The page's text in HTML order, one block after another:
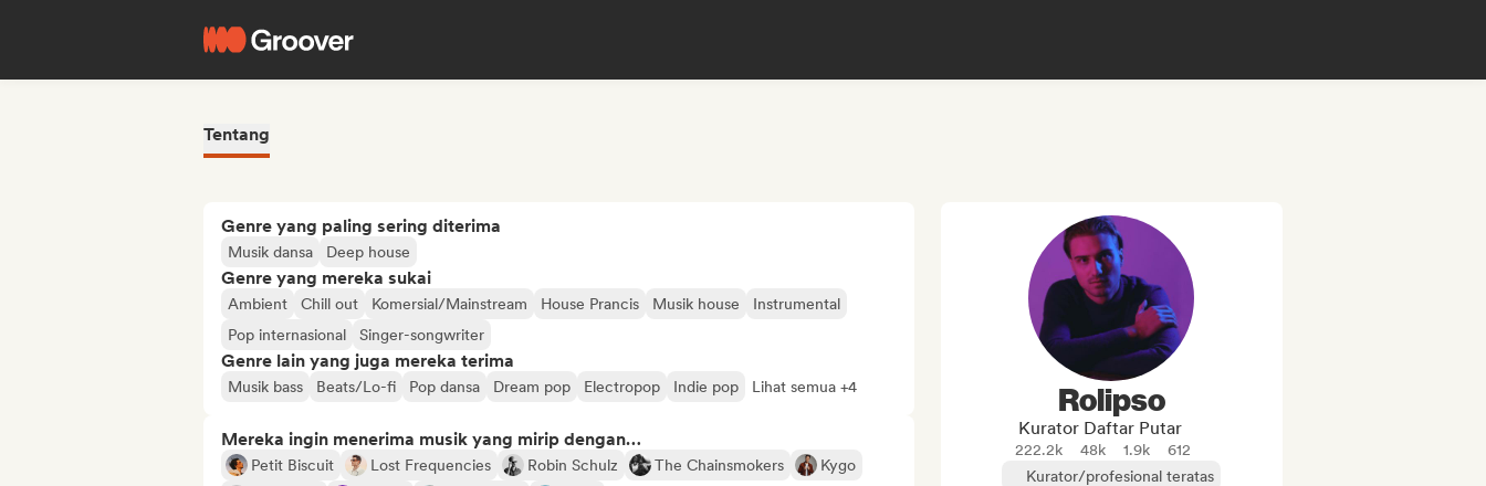
Tentang
Genre yang paling sering diterima
Musik dansa Deep house
Genre yang mereka sukai
Ambient Chill out Komersial/Mainstream House Prancis Musik house
Instrumental
Pop internasional
Singer-songwriter
Genre lain yang juga mereka terima
Musik bass Beats/Lo-fi Pop dansa Dream pop Electropop Indie pop Lihat semua +4
Mereka ingin menerima musik yang mirip dengan…
Petit Biscuit Lost Frequencies Robin Schulz The Chainsmokers
Kygo
Rolipso
Kurator Daftar Putar
222.2k 48k 1.9k
612
Kurator/profesional teratas